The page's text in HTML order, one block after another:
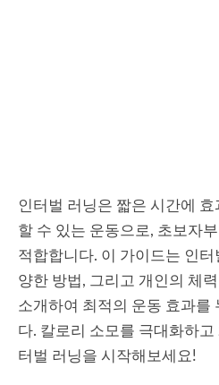
인터벌 러닝은 짧은 시간에
할 수 있는 운동으로, 초보자
적합합니다. 이 가이드는 인
양한 방법, 그리고 개인의 체
소개하여 최적의 운동 효과를
다. 칼로리 소모를 극대화하
터벌 러닝을 시작해보세요!